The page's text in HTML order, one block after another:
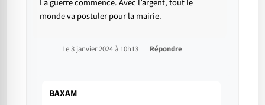
La guerre commence. Avec l’argent, tout le
monde va postuler pour la mairie.
Le 3 janvier 2024 à 10h13 Répondre
BAXAM